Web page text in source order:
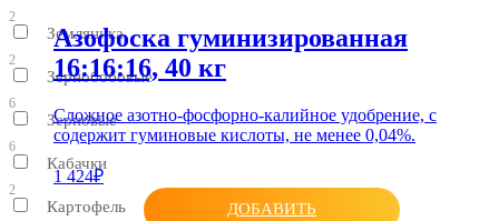
2
Земляника
2
Зернобобовые
6
Зерновые
6
Кабачки
2
Картофель
Азофоска гуминизированная
16:16:16, 40 кг
Сложное азотно-фосфорно-калийное удобрение, с
содержит гуминовые кислоты, не менее 0,04%.
1 424₽
ДОБАВИТЬ